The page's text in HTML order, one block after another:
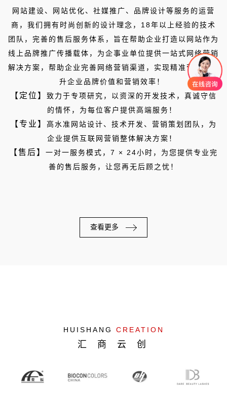
网站建设、网站优化、社媒推广、品牌设计等服务的运营
商，我们拥有时尚创新的设计理念，18年以上经验的技术
团队，完善的售后服务体系，旨在帮助企业打造以网站作为
线上品牌推广传播载体，为企事业单位提供一站式网络营销
解决方案，帮助企业完善网络营销渠道，实现精准营销，提
升企业品牌价值和营销效率！
【定位】 致力于专项研究，以资深 的开发技术，真诚守信
的情怀，为每位客户提供高端服务！
【专业】 高水准网站设计、技术开发、营销策划团队，为
企业提供互联网营销整体解决方案！
【售后】 一对一服务模式，7 × 24小时，为您提供专业完
善的售后服务，让您再无后顾之忧！
查看更多
HUISHANG CREATION
汇 商 云 创